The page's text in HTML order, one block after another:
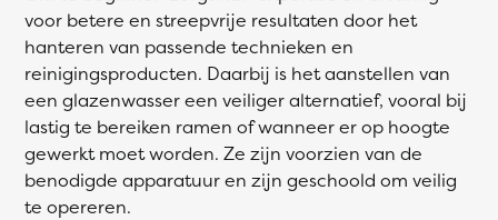
voor betere en streepvrije resultaten door het
hanteren van passende technieken en
reinigingsproducten. Daarbij is het aanstellen van
een glazenwasser een veiliger alternatief, vooral bij
lastig te bereiken ramen of wanneer er op hoogte
gewerkt moet worden. Ze zijn voorzien van de
benodigde apparatuur en zijn geschoold om veilig
te opereren.